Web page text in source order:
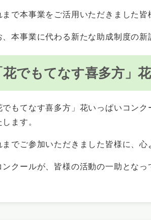
で本事業をご活用いただきました皆
本事業に代わる新たな助成制度の新
花でもてなす喜多方」
もてなす喜多方」花いっぱいコンク
ます。
でご参加いただきました皆様に、心
クールが、皆様の活動の一助となっ